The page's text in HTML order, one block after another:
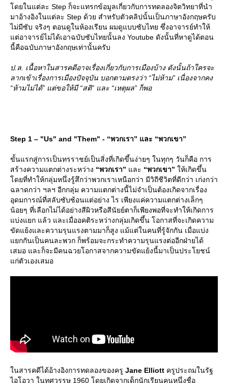
ดยในแต่ละ Step ก็จะแทรกข้อมูลเกี่ยวกับการทดลองจิตวิทยาที่นำ
มาอ้างอิงในแต่ละ Step ด้วย สำหรับตัวคลิปนั้นเป็นภาษาอังกฤษครับ
ไม่มีซับ จริงๆ ตอนดูในห้องเรียน ผมดูแบบซับไทย ซึ่งอาจารย์ทำให้
ต่อาจารย์ไม่ได้เอาฉบับซับไทยนั้นลง Youtube ดังนั้นที่หาดูได้ตอน
นี้คือฉบับภาษาอังกฤษเท่านั้นครับ
ป.ล. เนื้อหาในสารคดีอาจเรื่องเกี่ยวกับการเมืองบ้าง ดังนั้นถ้าใครจะ
ลากเข้าเรื่องการเมืองปัจจุบัน บอกตามตรงว่า “ไม่ห้าม” เนื่องจากคง
“ห้ามไม่ได้” แต่ขอให้มี “สติ” และ “เหตุผล” ก็พอ
Step 1 – "Us" and "Them" - “พวกเรา” และ “พวกเขา”
ขั้นแรกสู่การเป็นทรราชย์เป็นสิ่งที่เกิดขึ้นง่ายๆ ในทุกๆ วันก็คือ การ
สร้างความแตกต่างระหว่าง “พวกเรา” ละ “พวกเขา” ห้เกิดขึ้น
ดยที่ทำให้กลุ่มหนึ่งรู้สึกว่าพวกเราเหนือกว่า มีวิถีชีวิตที่ดีกว่า เก่งกว่า
ฉลาดกว่า ฯลฯ อีกกลุ่ม ความแตกต่างนี้ไม่จำเป็นต้องเกิดจากเรื่อง
อุดมการณ์ที่สลับซับซ้อนแต่อย่าง ไร เพียงแค่ความแตกต่างเล็กๆ
น้อยๆ ที่เลือกไม่ได้อย่างสีผิวหรือสีนัยย์ตาก็เพียงพอที่จะทำให้เกิดการ
บ่งแยก แล้ว และเมื่ออคติระหว่างกลุ่มเกิดขึ้น โอกาสที่จะเกิดความ
ขัดแย้งและความรุนแรงตามมาก็สูง แม้แต่ในคนที่รู้จักกัน เมื่อแบ่ง
กกันเป็นคนละพวก ก็พร้อมจะกระทำความรุนแรงต่ออีกฝ่ายได้
เสมอ และก็จะมีคนฉวยโอกาสจากความขัดแย้งนี้มาเป็นประโยชน์
ก่ตัวเองเสมอ
นสารคดีได้อ้างอิงการทดลองของครู Jane Elliott ครูประถมในรัฐ
ไอโอวา ในทศวรรษ 1960 โดยเกิดจากเด็กนักเรียนคนหนึ่งชื่อ